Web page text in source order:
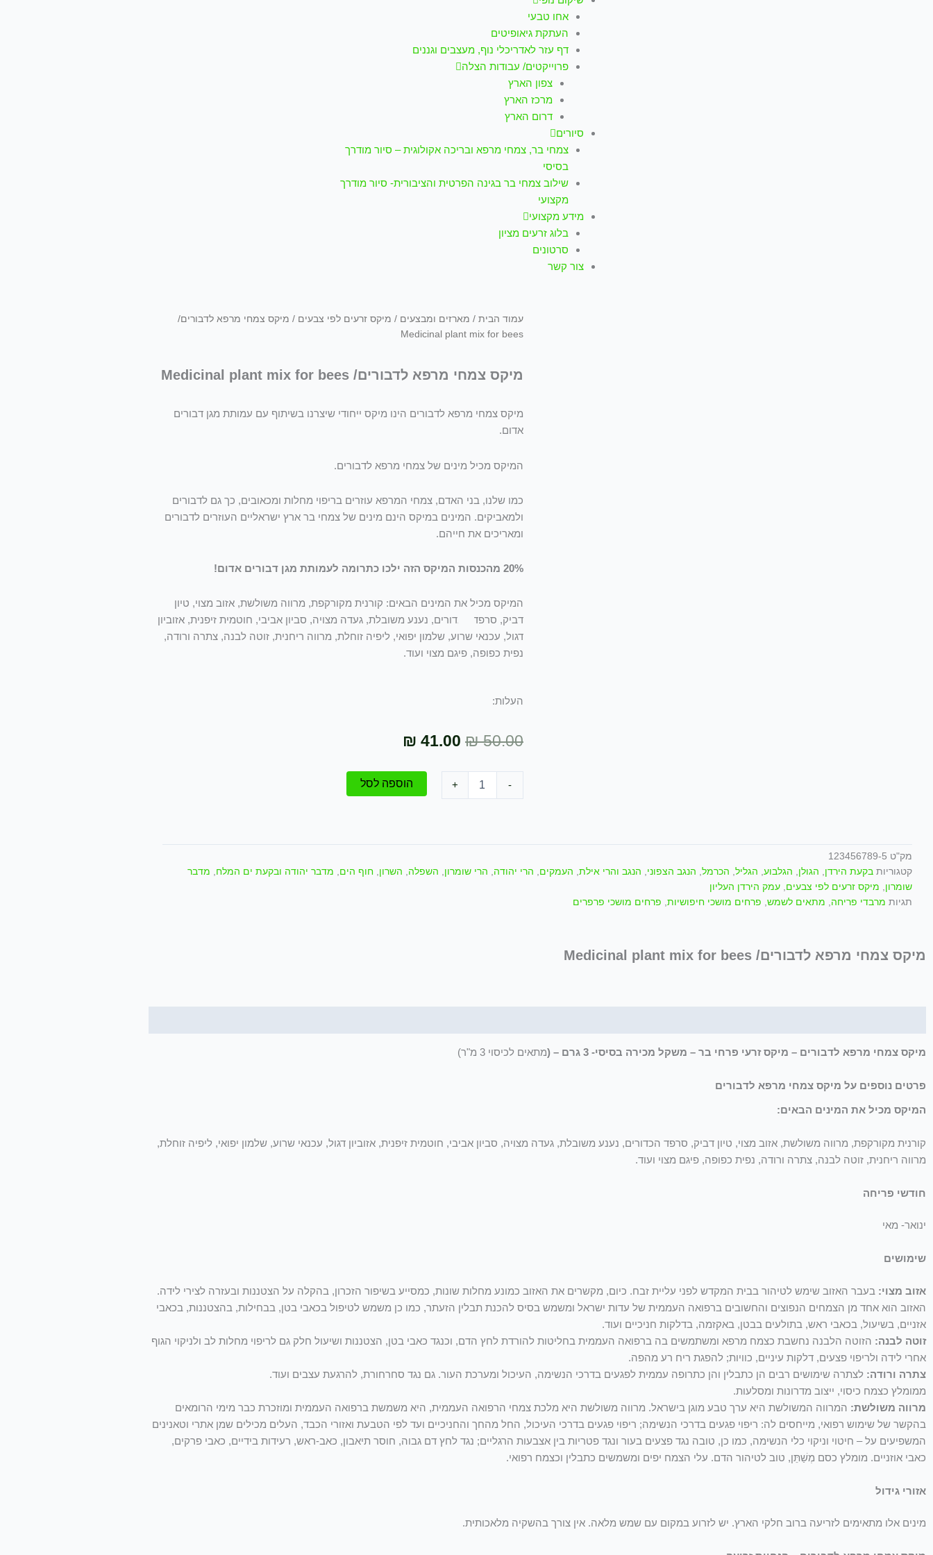
אחו טבעי
העתקת גיאופיטים
דף עזר לאדריכלי נוף, מעצבים וגננים
פרוייקטים/ עבודות הצלה
צפון הארץ
מרכז הארץ
דרום הארץ
סיורים
צמחי בר, צמחי מרפא ובריכה אקולוגית – סיור מודרך
בסיסי
שילוב צמחי בר בגינה הפרטית והציבורית- סיור מודרך
מקצועי
מידע מקצועי
בלוג זרעים מציון
סרטונים
צור קשר
עמוד הבית / מארזים ומבצעים / מיקס זרעים לפי צבעים / מיקס צמחי מרפא לדבורים/
Medicinal plant mix for bees
מיקס צמחי מרפא לדבורים/ Medicinal plant mix for bees
מיקס צמחי מרפא לדבורים הינו מיקס ייחודי שיצרנו בשיתוף עם עמותת מגן דבורים
אדום.
המיקס מכיל מינים של צמחי מרפא לדבורים.
כמו שלנו, בני האדם, צמחי המרפא עוזרים בריפוי מחלות ומכאובים, כך גם לדבורים
ולמאביקים. המינים במיקס הינם מינים של צמחי בר ארץ ישראליים העוזרים לדבורים
ומאריכים את חייהם.
20% מהכנסות המיקס הזה ילכו כתרומה לעמותת מגן דבורים אדום!
המיקס מכיל את המינים הבאים: קורנית מקורקפת, מרווה משולשת, אזוב מצוי, טיון
דביק, סרפד הכדורים, נענע משובלת, געדה מצויה, סביון אביבי, חוטמית זיפנית, אזוביון
דגול, עכנאי שרוע, שלמון יפואי, ליפיה זוחלת, מרווה ריחנית, זוטה לבנה, צתרה ורודה,
נפית כפופה, פיגם מצוי ועוד.
העלות:
₪50.00
המחיר
היה:
₪ 41.00
הוא:
-
plant
+ הוספה לסל
מק"ט 123456789-5
קטגוריות בקעת הירדן, הגולן, הגלבוע, הגליל, הכרמל, הנגב הצפוני, הנגב והרי אילת, העמקים, הרי יהודה, הרי שומרון, השפלה, השרון, חוף הים, מדבר יהודה ובקעת ים המלח, מדבר
שומרון, מיקס זרעים לפי צבעים, עמק הירדן העליון
תגיות מרבדי פריחה, מתאים לשמש, פרחים מושכי חיפושיות, פרחים מושכי פרפרים
מיקס צמחי מרפא לדבורים/ Medicinal plant mix for bees
מיקס צמחי מרפא לדבורים – מיקס זרעי פרחי בר – משקל מכירה בסיסי- 3 גרם – ( מתאים לכיסוי 3 מ"ר)
פרטים נוספים על מיקס צמחי מרפא לדבורים
המיקס מכיל את המינים הבאים:
קורנית מקורקפת, מרווה משולשת, אזוב מצוי, טיון דביק, סרפד הכדורים, נענע משובלת, געדה מצויה, סביון אביבי, חוטמית זיפנית, אזוביון דגול, עכנאי שרוע, שלמון יפואי, ליפיה זוחלת,
מרווה ריחנית, זוטה לבנה, צתרה ורודה, נפית כפופה, פיגם מצוי ועוד.
חודשי פריחה
ינואר- מאי
שימושים
אזוב מצוי: בעבר האזוב שימש לטיהור בבית המקדש לפני עליית זבח. כיום, מקשרים את האזוב כמונע מחלות שונות, כמסייע בשיפור הזכרון, בהקלה על הצטננות ובעזרה לצירי לידה.
האזוב הוא אחד מן הצמחים הנפוצים והחשובים ברפואה העממית של עדות ישראל ומשמש בסיס להכנת תבלין הזעתר, כמו כן משמש לטיפול בכאבי בטן, בבחילות, בהצטננות, בכאבי
אזניים, בשיעול, בכאבי ראש, בתולעים בבטן, באקזמה, בדלקות חניכיים ועוד.
זוטה לבנה: הזוטה הלבנה נחשבת כצמח מרפא ומשתמשים בה ברפואה העממית בחליטות להורדת לחץ הדם, וכנגד כאבי בטן, הצטננות ושיעול חלק גם לריפוי מחלות לב ולניקוי הגוף
אחרי לידה ולריפוי פצעים, דלקות עיניים, כוויות; להפגת ריח רע מהפה.
צתרה ורודה: לצתרה שימושים רבים הן כתבלין והן כתרופה עממית לפגעים בדרכי הנשימה, העיכול ומערכת העור. גם נגד סחרחורת, להרגעת עצבים ועוד.
ממומלץ כצמח כיסוי, ייצוב מדרונות ומסלעות.
מרווה משולשת: המרווה המשולשת היא ערך טבע מוגן בישראל‏. מרווה משולשת היא מלכת צמחי הרפואה העממית, היא משמשת ברפואה העממית ומוזכרת כבר מימי הרומאים
בהקשר של שימוש רפואי, מייחסים לה: ריפוי פגעים בדרכי הנשימה; ריפוי פגעים בדרכי העיכול, החל מהחך והחניכיים ועד לפי הטבעת ואזורי הכבד, העלים מכילים שמן אתרי וטאנינים
המשפיעים על – חיטוי וניקוי כלי הנשימה, כמו כן, טובה נגד פצעים בעור ונגד פטריות בין אצבעות הרגליים; נגד לחץ דם גבוה, חוסר תיאבון, כאב-ראש, רעידות בידיים, כאבי פרקים,
כאבי אוזניים. מומלץ כסם מְשַׁתֵּן, טוב לטיהור הדם. עלי הצמח יפים ומשמשים כתבלין וכצמח רפואי.
אזורי גידול
מינים אלו מתאימים לזריעה ברוב חלקי הארץ. יש לזרוע במקום עם שמש מלאה. אין צורך בהשקיה מלאכותית.